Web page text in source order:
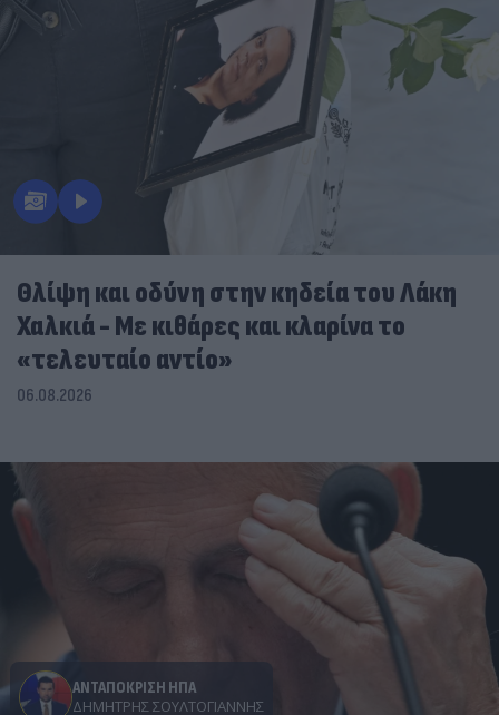
Θλίψη και οδύνη στην κηδεία του Λάκη
Χαλκιά - Με κιθάρες και κλαρίνα το
«τελευταίο αντίο»
06.08.2026
ΑΝΤΑΠΟΚΡΙΣΗ ΗΠΑ
ΔΗΜΉΤΡΗΣ ΣΟΥΛΤΟΓΙΆΝΝΗΣ